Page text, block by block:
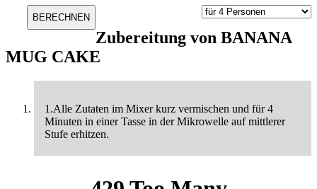
Zubereitung von BANANA
MUG CAKE
1.Alle Zutaten im Mixer kurz vermischen und für 4
Minuten in einer Tasse in der Mikrowelle auf mittlerer
Stufe erhitzen.